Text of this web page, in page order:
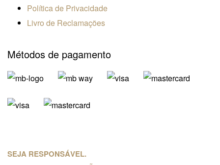
Política de Privacidade
Livro de Reclamações
Métodos de pagamento
SEJA RESPONSÁVEL.